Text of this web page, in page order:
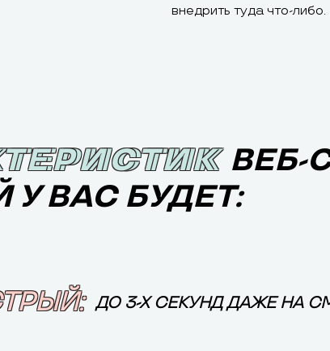
внедрить туда что-либо.
ВЕБ-
ВАС БУДЕТ:
ДО 3-Х СЕКУНД ДАЖЕ НА